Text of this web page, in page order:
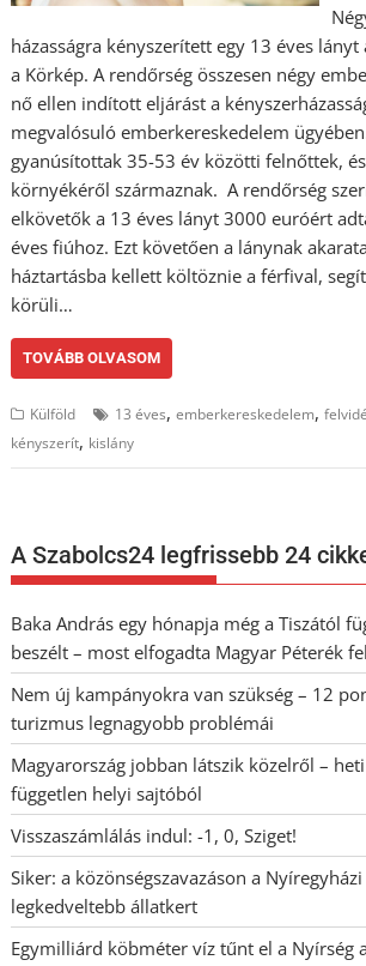
házasságra kényszerített egy 13 éves lányt
a Körkép. A rendőrség összesen négy
nő ellen indított eljárást a
megvalósuló emberkereskedelem
gyanúsítottak 35-53 év közötti felnőttek,
környékéről származnak. A rendőrség
elkövetők a 13 éves lányt 3000 euróért
éves fiúhoz. Ezt követően a lánynak
háztartásba kellett költöznie a férfival,
körüli…
TOVÁBB OLVASOM
Külföld 13 éves,emberkereskedelem,
kényszerít, kislány
A Szabolcs24 legfrissebb 24
Baka András egy hónapja még a Tiszától
beszélt – most elfogadta Magyar Péterék
Nem új kampányokra van szükség – 12
turizmus legnagyobb problémái
Magyarország jobban látszik közelről –
független helyi sajtóból
Visszaszámlálás indul: -1, 0, Sziget!
Siker: a közönségszavazáson a
legkedveltebb állatkert
Egymilliárd köbméter víz tűnt el a Nyírség